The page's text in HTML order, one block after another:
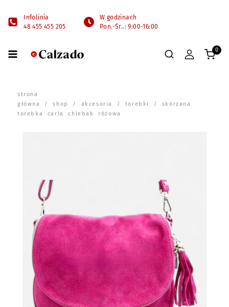
Infolinia
48 455 455 205
W godzinach
Pon.-Śr..: 9:00-16:00
0
strona
główna
/shop / akcesoria / torebki
/ skórzana
torebka carla chlebak różowa